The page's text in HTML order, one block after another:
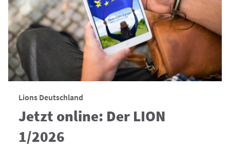
Lions Deutschland
Jetzt online: Der LION
1/2026